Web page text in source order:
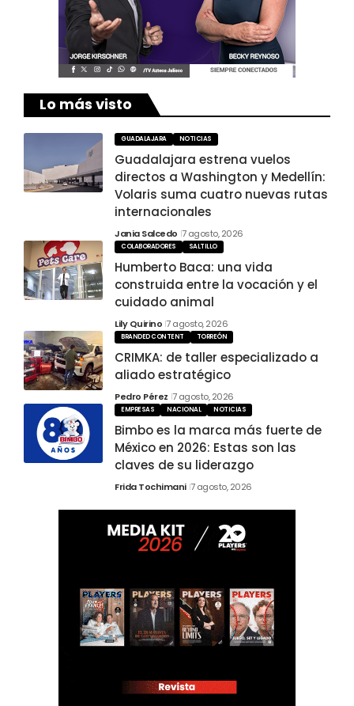
Lo más visto
GUADALAJARA NOTICIAS
Guadalajara estrena vuelos
directos a Washington y Medellín:
Volaris suma cuatro nuevas rutas
internacionales
Jania Salcedo 7 agosto, 2026
COLABORADORES SALTILLO
Humberto Baca: una vida
construida entre la vocación y el
cuidado animal
Lily Quirino 7 agosto, 2026
BRANDED CONTENT TORREÓN
CRIMKA: de taller especializado a
aliado estratégico
Pedro Pérez 7 agosto, 2026
EMPRESAS NACIONAL NOTICIAS
Bimbo es la marca más fuerte de
México en 2026: Estas son las
claves de su liderazgo
Frida Tochimani 7 agosto, 2026